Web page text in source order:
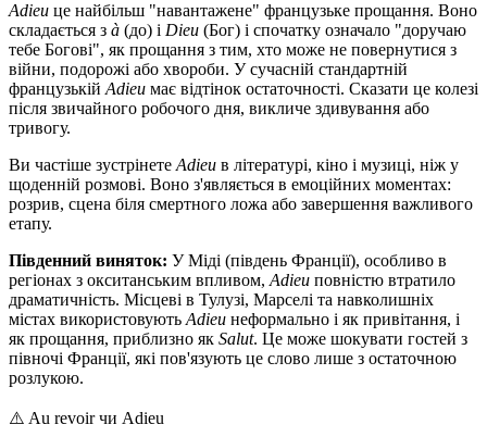
Adieu це найбільш "навантажене" французьке прощання. Воно
складається з à (до) і Dieu (Бог) і спочатку означало "доручаю
тебе Богові", як прощання з тим, хто може не повернутися з
війни, подорожі або хвороби. У сучасній стандартній
французькій Adieu має відтінок остаточності. Сказати це колезі
після звичайного робочого дня, викличе здивування або
тривогу.
Ви частіше зустрінете Adieu в літературі, кіно і музиці, ніж у
щоденній розмові. Воно з'являється в емоційних моментах:
розрив, сцена біля смертного ложа або завершення важливого
етапу.
Південний виняток: У Міді (південь Франції), особливо в
регіонах з окситанським впливом, Adieu повністю втратило
драматичність. Місцеві в Тулузі, Марселі та навколишніх
містах використовують Adieu неформально і як привітання, і
як прощання, приблизно як Salut. Це може шокувати гостей з
півночі Франції, які пов'язують це слово лише з остаточною
розлукою.
⚠️ Au revoir чи Adieu